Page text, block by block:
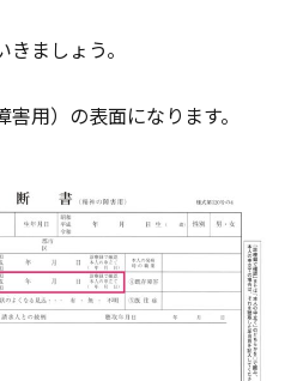
ましょう。
用）の表面になります。